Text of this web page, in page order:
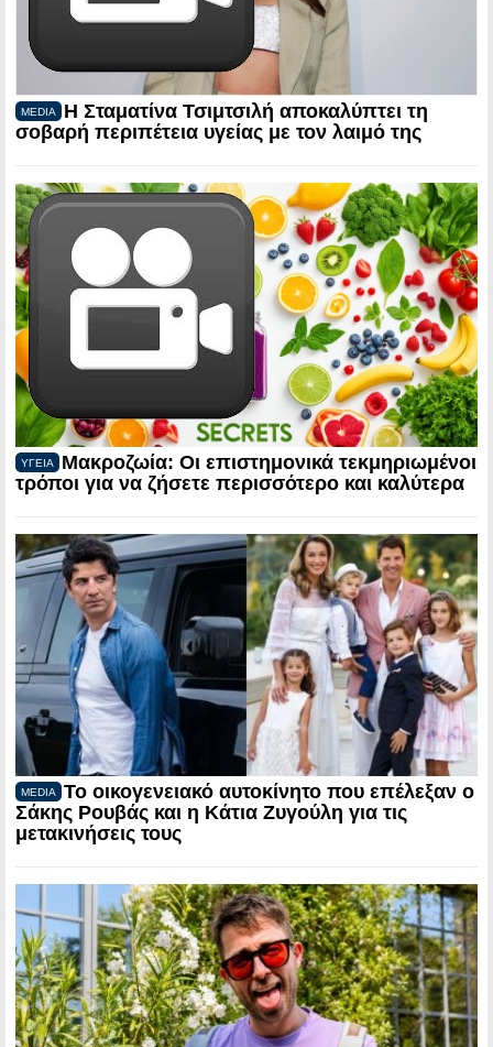
MEDIA
Η Σταματίνα Τσιμτσιλή αποκαλύπτει τη
σοβαρή περιπέτεια υγείας με τον λαιμό της
ΥΓΕΙΑ
Μακροζωία: Οι επιστημονικά τεκμηριωμένοι
τρόποι για να ζήσετε περισσότερο και καλύτερα
MEDIA
Το οικογενειακό αυτοκίνητο που επέλεξαν ο
Σάκης Ρουβάς και η Κάτια Ζυγούλη για τις
μετακινήσεις τους